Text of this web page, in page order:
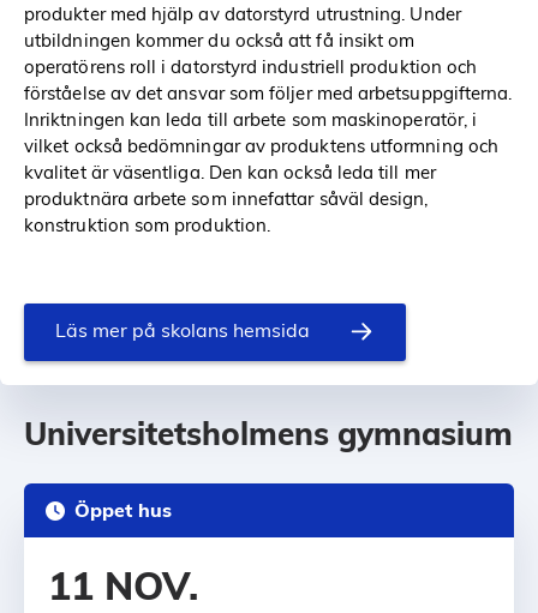
produkter med hjälp av datorstyrd utrustning. Under
utbildningen kommer du också att få insikt om
operatörens roll i datorstyrd industriell produktion och
förståelse av det ansvar som följer med arbetsuppgifterna.
Inriktningen kan leda till arbete som maskinoperatör, i
vilket också bedömningar av produktens utformning och
kvalitet är väsentliga. Den kan också leda till mer
produktnära arbete som innefattar såväl design,
konstruktion som produktion.
Läs mer på skolans hemsida
Universitetsholmens gymnasium
Öppet hus
11 NOV.